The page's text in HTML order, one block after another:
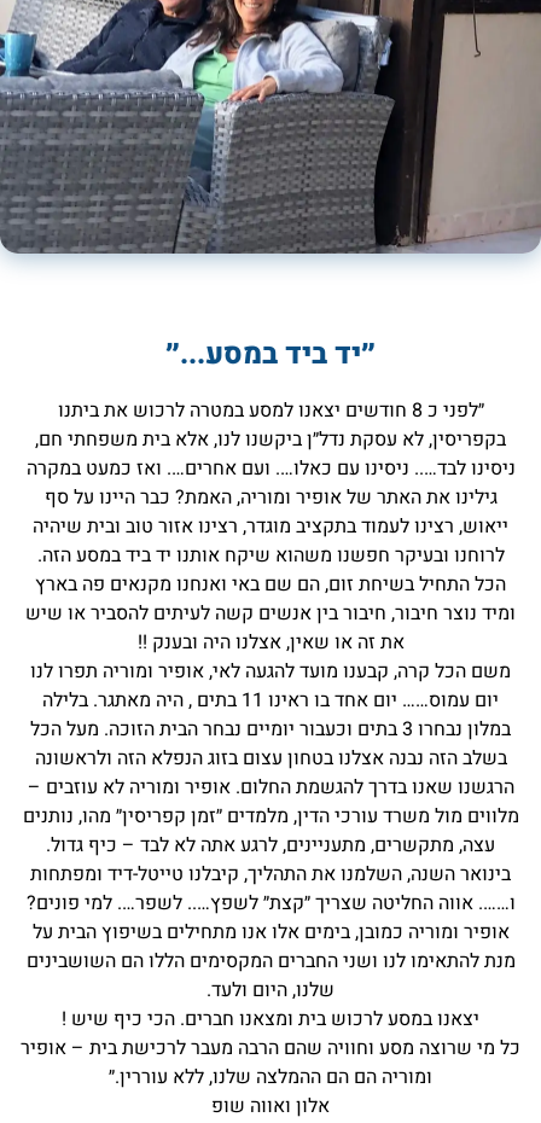
״יד ביד במסע...״
״לפני כ 8 חודשים יצאנו למסע במטרה לרכוש את ביתנו
בקפריסין, לא עסקת נדל״ן ביקשנו לנו, אלא בית משפחתי חם,
ניסינו לבד….. ניסינו עם כאלו…. ועם אחרים…. ואז כמעט במקרה
גילינו את האתר של אופיר ומוריה, האמת? כבר היינו על סף
ייאוש, רצינו לעמוד בתקציב מוגדר, רצינו אזור טוב ובית שיהיה
לרוחנו ובעיקר חפשנו משהוא שיקח אותנו יד ביד במסע הזה.
הכל התחיל בשיחת זום, הם שם באי ואנחנו מקנאים פה בארץ
ומיד נוצר חיבור, חיבור בין אנשים קשה לעיתים להסביר או שיש
את זה או שאין, אצלנו היה ובענק !!
משם הכל קרה, קבענו מועד להגעה לאי, אופיר ומוריה תפרו לנו
יום עמוס…… יום אחד בו ראינו 11 בתים , היה מאתגר. בלילה
במלון נבחרו 3 בתים וכעבור יומיים נבחר הבית הזוכה. מעל הכל
בשלב הזה נבנה אצלנו בטחון עצום בזוג הנפלא הזה ולראשונה
הרגשנו שאנו בדרך להגשמת החלום. אופיר ומוריה לא עוזבים –
מלווים מול משרד עורכי הדין, מלמדים ״זמן קפריסין״ מהו, נותנים
עצה, מתקשרים, מתעניינים, לרגע אתה לא לבד – כיף גדול.
בינואר השנה, השלמנו את התהליך, קיבלנו טייטל-דיד ומפתחות
ו……. אווה החליטה שצריך ״קצת״ לשפץ….. לשפר…. למי פונים?
אופיר ומוריה כמובן, בימים אלו אנו מתחילים בשיפוץ הבית על
מנת להתאימו לנו ושני החברים המקסימים הללו הם השושבינים
שלנו, היום ולעד.
יצאנו במסע לרכוש בית ומצאנו חברים. הכי כיף שיש !
כל מי שרוצה מסע וחוויה שהם הרבה מעבר לרכישת בית – אופיר
ומוריה הם הם ההמלצה שלנו, ללא עוררין.״
אלון ואווה שופ